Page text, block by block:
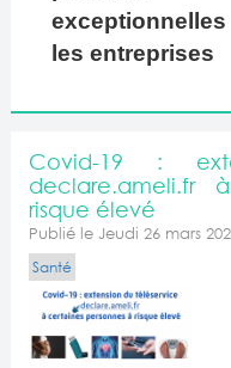
les entreprises
Covid-19 :
declare.ameli.fr
risque élevé
Publié le Jeudi 26 mars
Santé